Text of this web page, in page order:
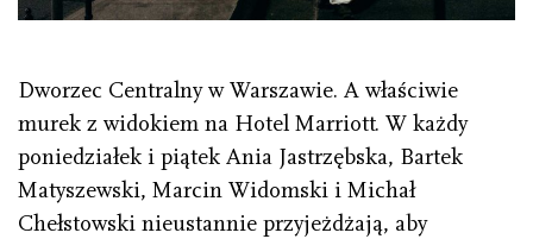
Dworzec Centralny w Warszawie. A właściwie
murek z widokiem na Hotel Marriott. W każdy
poniedziałek i piątek Ania Jastrzębska, Bartek
Matyszewski, Marcin Widomski i Michał
Chełstowski nieustannie przyjeżdżają, aby